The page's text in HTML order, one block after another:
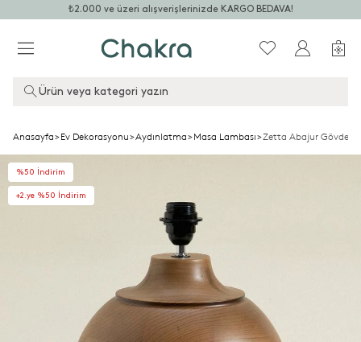
₺2.000 ve üzeri alışverişlerinizde KARGO BEDAVA!
Ürün veya kategori yazın
Anasayfa>Ev Dekorasyonu>Aydınlatma>Masa Lambası>Zetta Abajur Gövdesi
%50 İndirim
+2.ye %50 İndirim